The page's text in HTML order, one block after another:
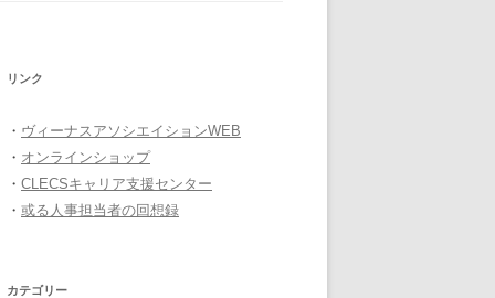
リンク
・ ヴィーナスアソシエイションWEB
・ オンラインショップ
・ CLECSキャリア支援センター
・ 或る人事担当者の回想録
カテゴリー